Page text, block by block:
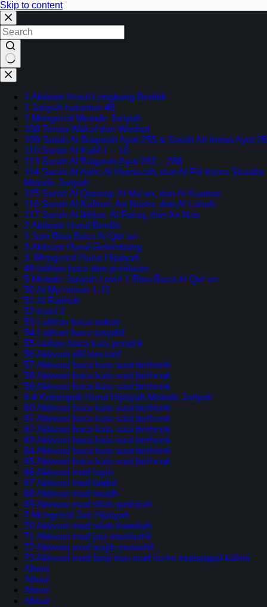
Skip to content
No
results
1 Aktivasi Huruf Lengkung Bertitik
1 Jariyah halaman 48
1 Mengenal Metode Jariyah
108 Tanda Wakaf dan Washal
109 Surah Al Baqarah Ayat 255 & Surah Ali Imran Ayat 26
110 Surah Al Kahf 1 – 10
113 Surah Al Baqarah Ayat 283 – 286
114 Surah Al Ashr, Al Humazah, dan Al Fiil Irama Standar
Metode Jariyah
115 Surah Al Quraisy, Al Ma’un, dan Al Kautsar
116 Surah Al Kafirun, An Nashr, dan Al Lahab
117 Surah Al Ikhlas, Al Falaq, dan An Nas
2 Aktivasi Huruf Berdiri
2 Jam Bisa Baca Al Qur’an
3 Aktivasi Huruf Gelombang
3. Mengenal Huruf Hijaiyah
49 latihan baca dan penilaian
5 Metode Jariyah Level 1 Bisa Baca Al Qur’an
50 Al Mu’minun 1-11
51 Al Fatihah
52 level 2
53 Latihan baca sukun
54 Latihan baca tasydid
55 latihan baca kata pendek
56 Aktivasi alif lam tarif
57 Aktivasi baca kata saat berhenti
58 Aktivasi baca kata saat berhenti
59 Aktivasi baca kata saat berhenti
6 4 Kelompok Huruf Hijaiyah Metode Jariyah
60 Aktivasi baca kata saat berhenti
61 Aktivasi baca kata saat berhenti
62 Aktivasi baca kata saat berhenti
63 Aktivasi baca kata saat berhenti
64 Aktivasi baca kata saat berhenti
65 Aktivasi baca kata saat berhenti
66 Aktivasi mad layin
67 Aktivasi mad badal
68 Aktivasi mad iwadh
69 Aktivasi mad silah qashirah
7 Mengenal Jari Hijaiyah
70 Aktivasi mad silah thawilah
71 Aktivasi mad jaiz munfashil
72 Aktivasi mad wajib mutashil
73 Aktivasi mad farqi dan mad lazim mutsaqqal kalimi
About
About
About
About